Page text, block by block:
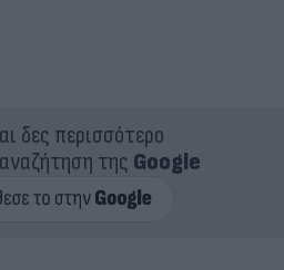
δες περισσότερο
της Google